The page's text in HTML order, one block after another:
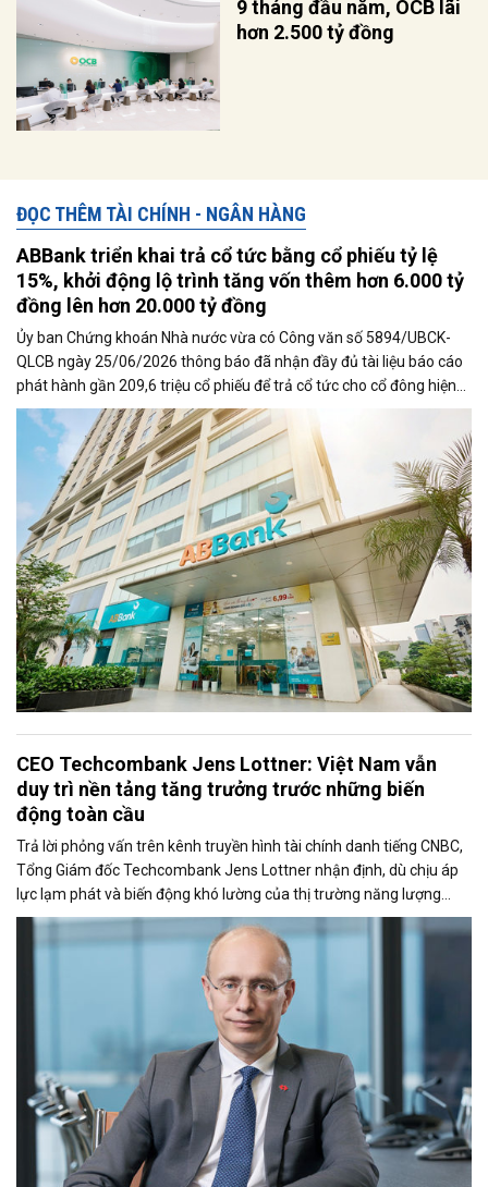
9 tháng đầu năm, OCB lãi
hơn 2.500 tỷ đồng
ĐỌC THÊM TÀI CHÍNH - NGÂN HÀNG
ABBank triển khai trả cổ tức bằng cổ phiếu tỷ lệ
15%, khởi động lộ trình tăng vốn thêm hơn 6.000 tỷ
đồng lên hơn 20.000 tỷ đồng
Ủy ban Chứng khoán Nhà nước vừa có Công văn số 5894/UBCK-
QLCB ngày 25/06/2026 thông báo đã nhận đầy đủ tài liệu báo cáo
phát hành gần 209,6 triệu cổ phiếu để trả cổ tức cho cổ đông hiện
hữu với tỉ lệ 15% của Ngân hàng TMCP An Bình (ABBank - Mã
chứng khoán ABB). Ngay sau khi có thông báo này, Ngân hàng xúc
tiến triển khai đợt phát hành cổ phiếu để trả cổ tức cho cổ đông.
CEO Techcombank Jens Lottner: Việt Nam vẫn
duy trì nền tảng tăng trưởng trước những biến
động toàn cầu
Trả lời phỏng vấn trên kênh truyền hình tài chính danh tiếng CNBC,
Tổng Giám đốc Techcombank Jens Lottner nhận định, dù chịu áp
lực lạm phát và biến động khó lường của thị trường năng lượng
toàn cầu, kinh tế Việt Nam vẫn giữ vững đà tăng trưởng. Lãnh đạo
Techcombank nhấn mạnh, các đầu tàu kinh tế và khối doanh
nghiệp lớn tại Việt Nam hiện chưa ghi nhận ảnh hưởng rõ rệt, đồng
thời vẫn kiên định với các kế hoạch đầu tư dài hạn.